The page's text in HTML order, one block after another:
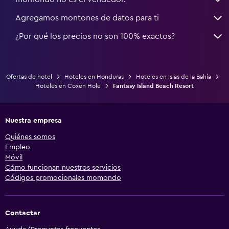
Agregamos montones de datos para ti
¿Por qué los precios no son 100% exactos?
Ofertas de hotel Hoteles en Honduras
Hoteles en Islas de la Bahía
Hoteles en Coxen Hole
Fantasy Island Beach Resort
Nuestra empresa
Quiénes somos
Empleo
Móvil
Cómo funcionan nuestros servicios
Códigos promocionales momondo
Contactar